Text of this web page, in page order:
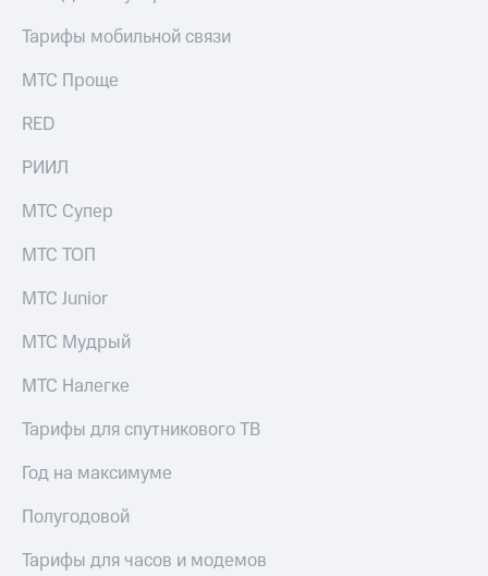
Тарифы мобильной связи
МТС Проще
RED
РИИЛ
МТС Супер
МТС ТОП
МТС Junior
МТС Мудрый
МТС Налегке
Тарифы для спутникового ТВ
Год на максимуме
Полугодовой
Тарифы для часов и модемов